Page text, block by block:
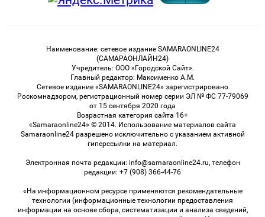
Наименование: сетевое издание SAMARAONLINE24
(САМАРАОНЛАЙН24)
Учредитель: ООО «Городской Сайт».
Главный редактор: Максименко А.М.
Сетевое издание «SAMARAONLINE24» зарегистрировано
Роскомнадзором, регистрационный номер серии ЭЛ № ФС 77-79069
от 15 сентября 2020 года
Возрастная категория сайта 16+
«Samaraonline24» © 2014. Использование материалов сайта
Samaraonline24 разрешено исключительно с указанием активной
гиперссылки на материал.
Электронная почта редакции: info@samaraonline24.ru, телефон
редакции: +7 (908) 366-44-76
«На информационном ресурсе применяются рекомендательные
технологии (информационные технологии предоставления
информации на основе сбора, систематизации и анализа сведений,